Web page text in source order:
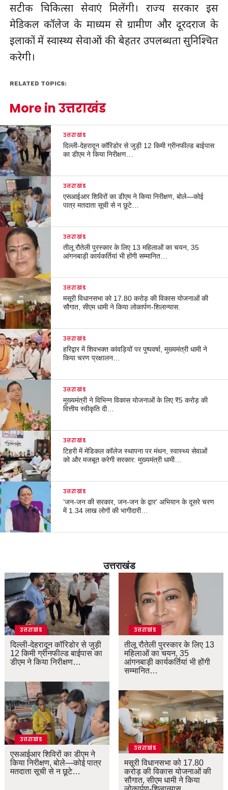
सटीक चिकित्सा सेवाएं मिलेंगी। राज्य सरकार इस
मेडिकल कॉलेज के माध्यम से ग्रामीण और दूरदराज के
इलाकों में स्वास्थ्य सेवाओं की बेहतर उपलब्धता सुनिश्चित
करेगी।
RELATED TOPICS:
More in उत्तराखंड
उत्तराखंड
दिल्ली-देहरादून कॉरिडोर से जुड़ी 12 किमी ग्रीनफील्ड बाईपास
का डीएम ने किया निरीक्षण…
उत्तराखंड
एसआईआर शिविरों का डीएम ने किया निरीक्षण, बोले—कोई
पात्र मतदाता सूची से न छूटे…
उत्तराखंड
तीलू रौतेली पुरस्कार के लिए 13 महिलाओं का चयन, 35
आंगनबाड़ी कार्यकर्तियां भी होंगी सम्मानित…
उत्तराखंड
मसूरी विधानसभा को 17.80 करोड़ की विकास योजनाओं की
सौगात, सीएम धामी ने किया लोकार्पण-शिलान्यास.
उत्तराखंड
हरिद्वार में शिवभक्त कांवड़ियों पर पुष्पवर्षा, मुख्यमंत्री धामी ने
किया चरण प्रक्षालन…
उत्तराखंड
मुख्यमंत्री ने विभिन्न विकास योजनाओं के लिए ₹5 करोड़ की
वित्तीय स्वीकृति दी…
उत्तराखंड
टिहरी में मेडिकल कॉलेज स्थापना पर मंथन, स्वास्थ्य सेवाओं
को और मजबूत करेगी सरकार: मुख्यमंत्री धामी…
उत्तराखंड
‘जन-जन की सरकार, जन-जन के द्वार’ अभियान के दूसरे चरण
में 1.34 लाख लोगों की भागीदारी…
उत्तराखंड
उत्तराखंड
दिल्ली-देहरादून कॉरिडोर से जुड़ी
12 किमी ग्रीनफील्ड बाईपास का
डीएम ने किया निरीक्षण…
उत्तराखंड
एसआईआर शिविरों का डीएम ने
किया निरीक्षण, बोले—कोई पात्र
मतदाता सूची से न छूटे…
उत्तराखंड
तीलू रौतेली पुरस्कार के लिए 13
महिलाओं का चयन, 35
आंगनबाड़ी कार्यकर्तियां भी होंगी
सम्मानित…
उत्तराखंड
मसूरी विधानसभा को 17.80
करोड़ की विकास योजनाओं की
सौगात, सीएम धामी ने किया